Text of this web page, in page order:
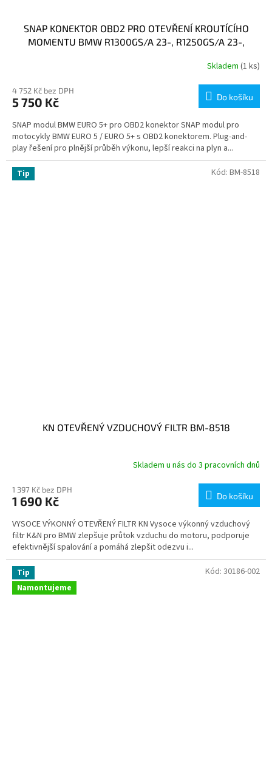
SNAP KONEKTOR OBD2 PRO OTEVŘENÍ KROUTÍCÍHO
MOMENTU BMW R1300GS/A 23-, R1250GS/A 23-,
Skladem (1 ks)
4 752 Kč bez DPH
5 750 Kč Do košíku
SNAP modul BMW EURO 5+ pro OBD2 konektor SNAP modul pro
motocykly BMW EURO 5 / EURO 5+ s OBD2 konektorem. Plug-and-
play řešení pro plnější průběh výkonu, lepší reakci na plyn a...
Tip
KN OTEVŘENÝ VZDUCHOVÝ FILTR BM-8518
Skladem u nás do 3 pracovních dnů
1 397 Kč bez DPH
1 690 Kč Do košíku
VYSOCE VÝKONNÝ OTEVŘENÝ FILTR KN Vysoce výkonný vzduchový
filtr K&N pro BMW zlepšuje průtok vzduchu do motoru, podporuje
efektivnější spalování a pomáhá zlepšit odezvu i...
Kód: BM-8518
Tip
Namontujeme
Kód: 30186-002